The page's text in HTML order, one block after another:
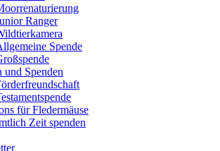
Ranger
Spende
und Spenden
für Fledermäuse
Zeit spenden